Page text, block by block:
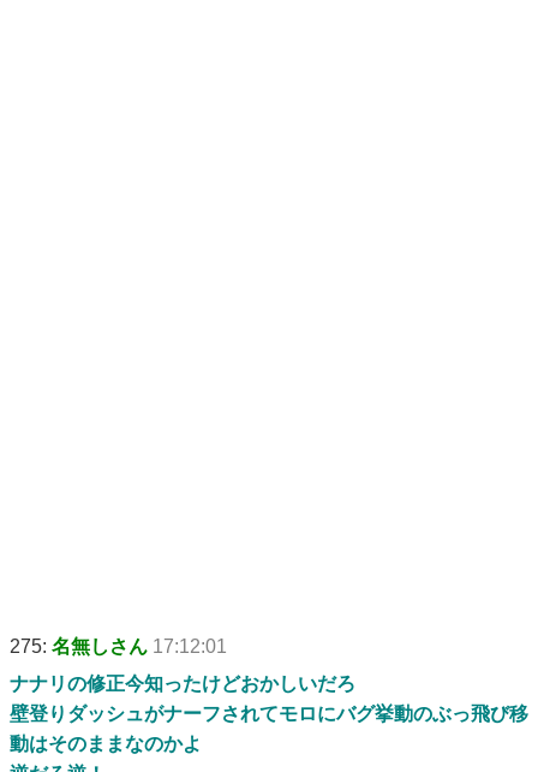
275: 名無しさん 17:12:01
ナナリの修正今知ったけどおかしいだろ
壁登りダッシュがナーフされてモロにバグ挙動のぶっ飛び移
動はそのままなのかよ